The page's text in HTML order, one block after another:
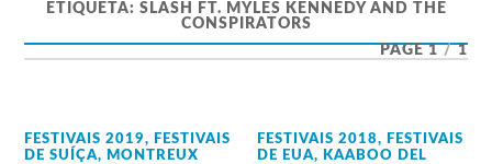
ETIQUETA: SLASH FT. MYLES KENNEDY AND THE
CONSPIRATORS
PAGE 1 / 1
FESTIVAIS 2019,
FESTIVAIS
DE SUÍÇA, MONTREUX
FESTIVAIS 2018,
FESTIVAIS
DE EUA,
KAABOO DEL